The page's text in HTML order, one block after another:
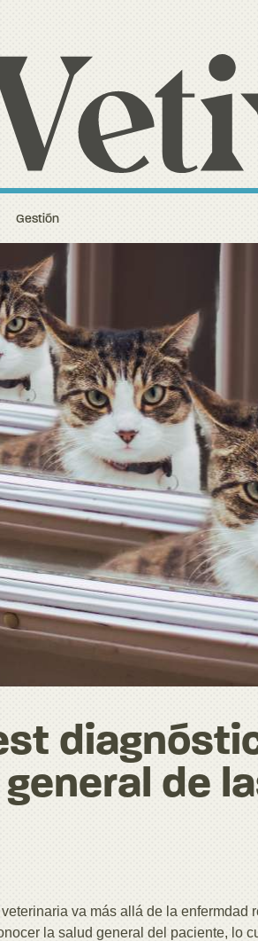
Gestión
de
va más allá de la enfermdad
la salud general del paciente, lo